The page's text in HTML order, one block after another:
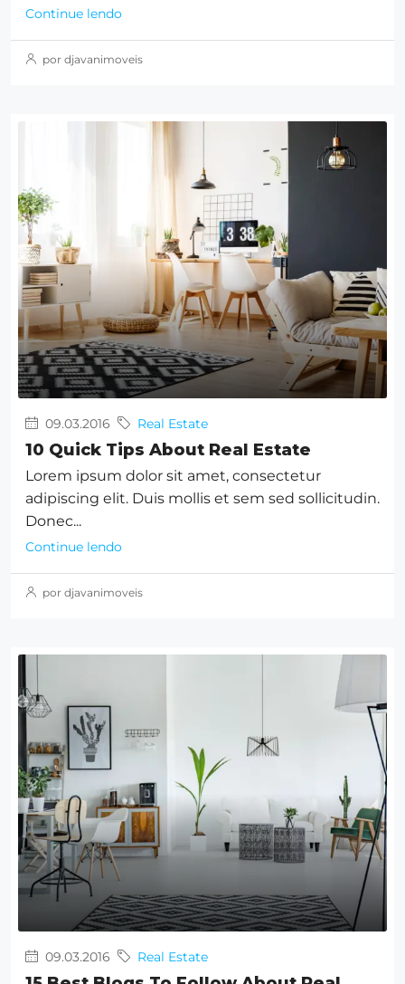
Continue lendo
por djavanimoveis
09.03.2016 Real Estate
10 Quick Tips About Real Estate
Lorem ipsum dolor sit amet, consectetur
adipiscing elit. Duis mollis et sem sed sollicitudin.
Donec...
Continue lendo
por djavanimoveis
09.03.2016 Real Estate